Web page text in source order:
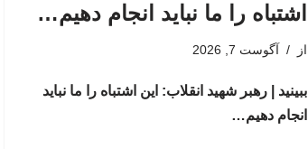
اشتباه را ما نباید انجام دهیم…
از آگوست 7, 2026
ببینید | رهبر شهید انقلاب: این اشتباه را ما نباید
انجام دهیم…